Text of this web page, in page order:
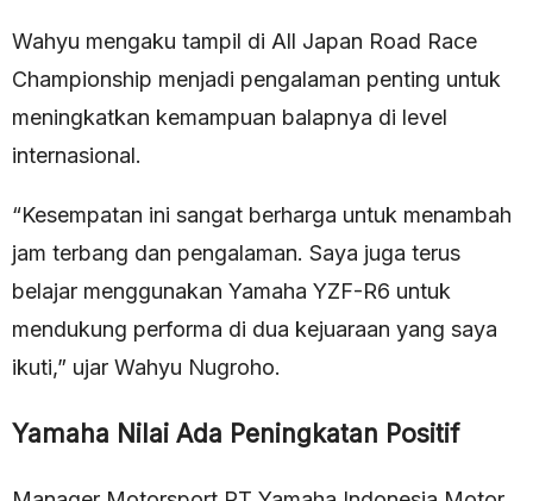
Wahyu mengaku tampil di All Japan Road Race
Championship menjadi pengalaman penting untuk
meningkatkan kemampuan balapnya di level
internasional.
“Kesempatan ini sangat berharga untuk menambah
jam terbang dan pengalaman. Saya juga terus
belajar menggunakan Yamaha YZF-R6 untuk
mendukung performa di dua kejuaraan yang saya
ikuti,” ujar Wahyu Nugroho.
Yamaha Nilai Ada Peningkatan Positif